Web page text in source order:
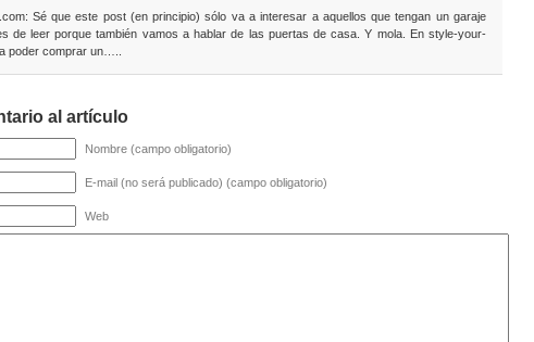
Sé que este post (en principio) sólo va a interesar a aquellos que tengan un garaje
de leer porque también vamos a hablar de las puertas de casa. Y mola. En style-your-
poder comprar un…..
al artículo
Nombre (campo obligatorio)
E-mail (no será publicado) (campo obligatorio)
Web